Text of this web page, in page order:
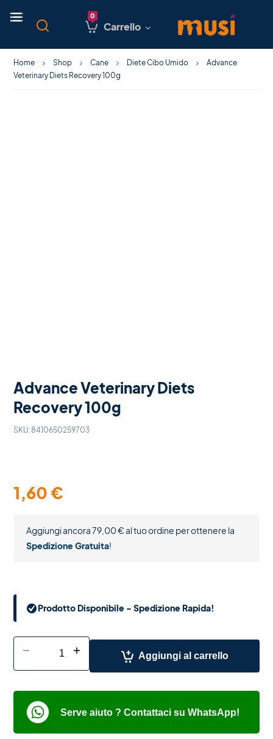
Carrello
Home Shop Cane Diete Cibo Umido
Advance
Veterinary Diets Recovery 100g
Advance Veterinary Diets
Recovery 100g
SKU:8410650259703
1,60€
Aggiungi ancora79,00€al tuo ordine per ottenere la
Spedizione Gratuita!
Prodotto Disponibile - Spedizione Rapida!
- + Aggiungi al carrello
Serve aiuto ? Contattaci su WhatsApp!